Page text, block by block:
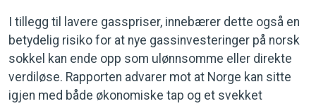
I tillegg til lavere gasspriser, innebærer dette også en
betydelig risiko for at nye gassinvesteringer på norsk
sokkel kan ende opp som ulønnsomme eller direkte
verdiløse. Rapporten advarer mot at Norge kan sitte
igjen med både økonomiske tap og et svekket